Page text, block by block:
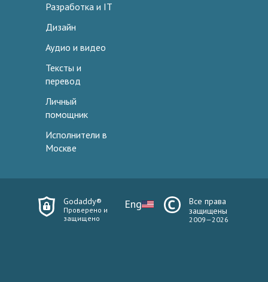
Разработка и IT
Дизайн
Аудио и видео
Тексты и
перевод
Личный
помощник
Исполнители в
Москве
Godaddy®
Проверено и
защищено
Eng
Все права
защищены
2009—2026